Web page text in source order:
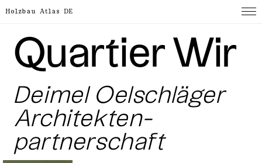
Holzbau Atlas DE
Quartier Wir
Deimel Oelschläger
Architekten­
partnerschaft